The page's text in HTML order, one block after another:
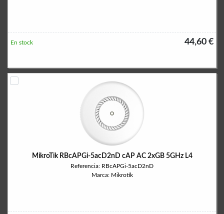
44,60 €
En stock
MikroTik RBcAPGi-5acD2nD cAP AC 2xGB 5GHz L4
Referencia: RBcAPGi-5acD2nD
Marca: Mikrotik